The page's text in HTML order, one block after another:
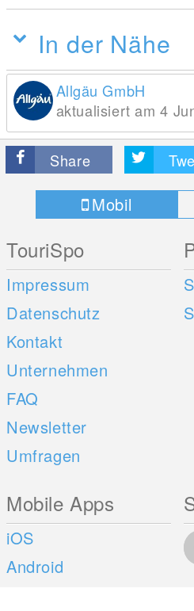
In der Nähe
Allgäu GmbH
aktualisiert am 4
Share
Mobil
TouriSpo
Impressum
Datenschutz
Kontakt
Unternehmen
FAQ
Newsletter
Umfragen
Mobile Apps
iOS
Android